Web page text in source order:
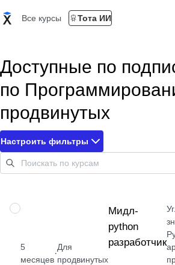
Все курсы Тота ИИ
Доступные по
по
продвинутых
Настроить фильтры
ПРОФЕССИЯ
5
месяцев
·
Для
продвинутых
Мидл-
python
разработчик